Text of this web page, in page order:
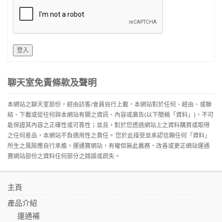
登入
聊天室免責條款及聲明
本網站之聊天室部份，經由訪客/會員自行上載，本網站對於任何、經由、或聯
結、下載或從任何與本網站有關之資訊、內容或廣告(以下簡稱「資料」)，不可
能保證其內容之正確性或可靠性；並且，對於您透過網站上之資料購買或取得
之任何産品，本網站不負適用性之責任。 您於此接受並承認信賴任何「資料」
所生之風險應自行承擔。運通寶網站，有權但無此義務，改善或更正網站運通
寶網站部份之資料任何部分之錯誤或疏失。
主頁
產品介紹
運通補